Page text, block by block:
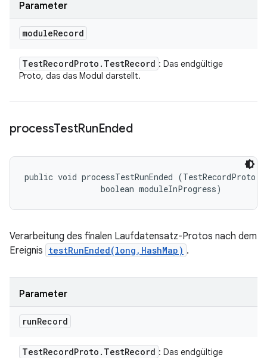
Parameter
moduleRecord
TestRecordProto . TestRecord : Das endgültige
Proto, das das Modul darstellt.
processTestRunEnded
public void processTestRunEnded
                boolean moduleInProgress)
Verarbeitung des finalen Laufdatensatz-Protos nach dem
Ereignis testRunEnded(long,HashMap) .
Parameter
runRecord
TestRecordProto . TestRecord : Das endgültige